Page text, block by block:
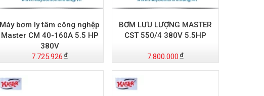
Máy bơm ly tâm công nghệp
Master CM 40-160A 5.5 HP
380V
7.725.926
BƠM LƯU LƯỢNG MASTER
CST 550/4 380V 5.5HP
7.800.000